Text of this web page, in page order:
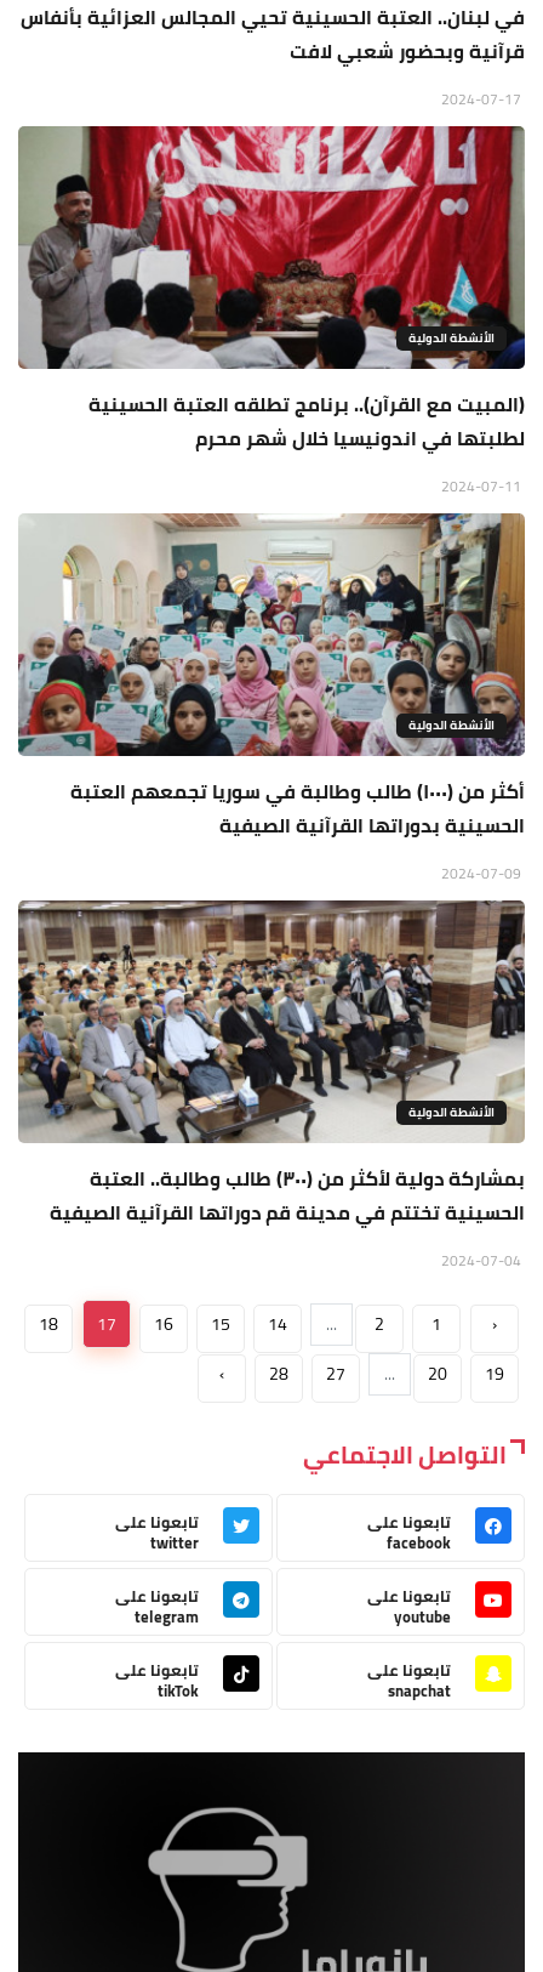
في لبنان.. العتبة الحسينية تحيي المجالس العزائية بأنفاس
قرآنية وبحضور شعبي لافت
الأنشطة الدولية
(المبيت مع القرآن).. برنامج تطلقه العتبة الحسينية
لطلبتها في اندونيسيا خلال شهر محرم
الأنشطة الدولية
أكثر من (١٠٠٠) طالب وطالبة في سوريا تجمعهم العتبة
الحسينية بدوراتها القرآنية الصيفية
الأنشطة الدولية
بمشاركة دولية لأكثر من (٣٠٠) طالب وطالبة.. العتبة
الحسينية تختتم في مدينة قم دوراتها القرآنية الصيفية
‹
1
2
...
14
15
16
17
18
19
20
...
27
28
›
التواصل الاجتماعي
تابعونا على
facebook
تابعونا على
twitter
تابعونا على
youtube
تابعونا على
telegram
تابعونا على
snapchat
تابعونا على
tikTok